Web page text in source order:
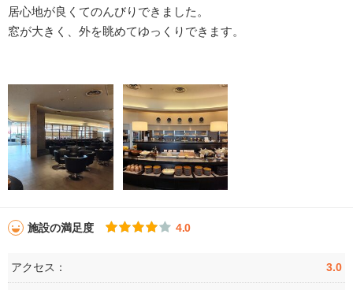
居心地が良くてのんびりできました。
窓が大きく、外を眺めてゆっくりできます。
施設の満足度 4.0
アクセス： 3.0